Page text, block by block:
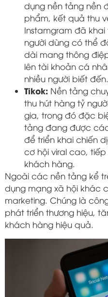
dụng nền tảng nền
phẩm, kết quả thu
Instamgram đã
người dùng có thể
dài mang thông
lên tài khoản cá
nhiều người biết đến.
Tikok: Nền tảng
thu hút hàng tỷ
gia, trong đó đặc
tảng đang được
để triển khai chiến
cơ hội viral cao,
khách hàng.
Ngoài các nền tảng kể
dụng mạng xã hội khác
marketing. Chúng là
phát triển thương hiệu,
khách hàng hiệu quả.